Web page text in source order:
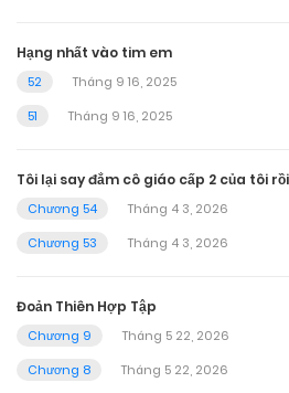
Hạng nhất vào tim em
52
Tháng 9 16, 2025
51
Tháng 9 16, 2025
Tôi lại say đắm cô giáo cấp 2 của tôi
Chương 54
Tháng 4 3, 2026
Chương 53
Tháng 4 3, 2026
Đoản Thiên Hợp Tập
Chương 9
Tháng 5 22, 2026
Chương 8
Tháng 5 22, 2026